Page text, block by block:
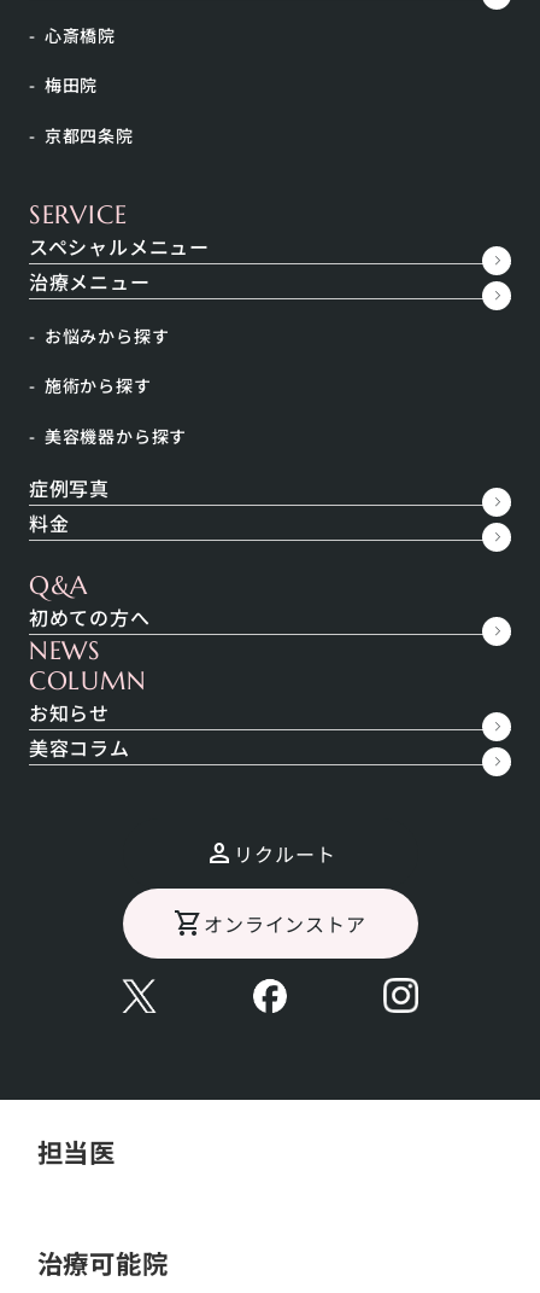
心斎橋院
梅田院
京都四条院
SERVICE
スペシャルメニュー
治療メニュー
お悩みから探す
施術から探す
美容機器から探す
症例写真
料金
Q&A
初めての方へ
NEWS
COLUMN
お知らせ
美容コラム
リクルート
オンラインストア
施術の説明
ダメージを与えずに脂肪だけをシャーベット状に冷や
す事により、自然な代謝効果で脂肪細胞を減らすこと
ができる部分痩せ治療です。部分痩せをしたい場所に
態でいるだけ。痛みや違和感などはほとんどなく、麻
酔やメスも一切使いません。平均して、1回の施術で
約20%の脂肪が減少します。治療によって脂肪細胞の
数自体が減少するため、リバウンドしにくいといわれ
ています。
リスク・副作用
標準的な治療期間や回数等
担当医
治療可能院